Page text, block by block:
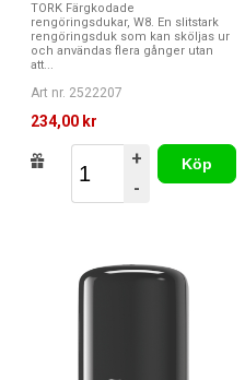
TORK Färgkodade
rengöringsdukar, W8. En slitstark
rengöringsduk som kan sköljas ur
och användas flera gånger utan
att...
Art nr. 2522207
234,00 kr
+
-
Köp